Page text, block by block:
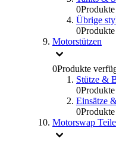
0
Übrige
0
Motorstützen
0Produkte
Stütze &
0
Einsätze
0
Motorswap Teile